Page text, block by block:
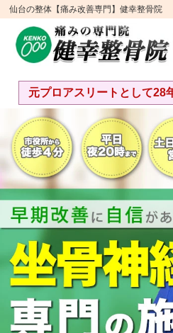
仙台の整体【痛み改善専門】健幸整骨院
元プロアスリートとして28